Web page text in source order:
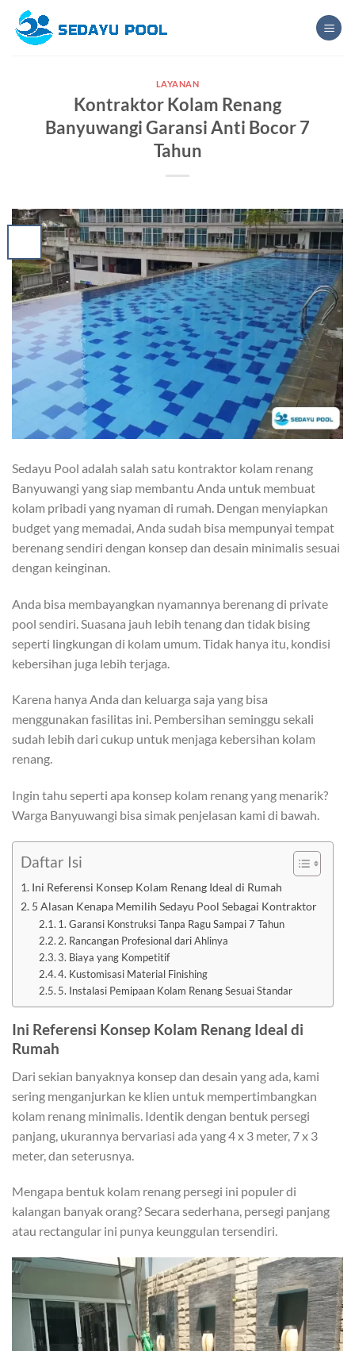
content
LAYANAN
Kontraktor Kolam Renang
Banyuwangi Garansi Anti Bocor 7
Tahun
Sedayu Pool adalah salah satu kontraktor kolam renang
Banyuwangi yang siap membantu Anda untuk membuat
kolam pribadi yang nyaman di rumah. Dengan menyiapkan
budget yang memadai, Anda sudah bisa mempunyai tempat
berenang sendiri dengan konsep dan desain minimalis sesuai
dengan keinginan.
Anda bisa membayangkan nyamannya berenang di private
pool sendiri. Suasana jauh lebih tenang dan tidak bising
seperti lingkungan di kolam umum. Tidak hanya itu, kondisi
kebersihan juga lebih terjaga.
Karena hanya Anda dan keluarga saja yang bisa
menggunakan fasilitas ini. Pembersihan seminggu sekali
sudah lebih dari cukup untuk menjaga kebersihan kolam
renang.
Ingin tahu seperti apa konsep kolam renang yang menarik?
Warga Banyuwangi bisa simak penjelasan kami di bawah.
Daftar Isi
Ini Referensi Konsep Kolam Renang Ideal di Rumah
5 Alasan Kenapa Memilih Sedayu Pool Sebagai Kontraktor
1. Garansi Konstruksi Tanpa Ragu Sampai 7 Tahun
2. Rancangan Profesional dari Ahlinya
3. Biaya yang Kompetitif
4. Kustomisasi Material Finishing
5. Instalasi Pemipaan Kolam Renang Sesuai Standar
Ini Referensi Konsep Kolam Renang Ideal di
Rumah
Dari sekian banyaknya konsep dan desain yang ada, kami
sering menganjurkan ke klien untuk mempertimbangkan
kolam renang minimalis. Identik dengan bentuk persegi
panjang, ukurannya bervariasi ada yang 4 x 3 meter, 7 x 3
meter, dan seterusnya.
Mengapa bentuk kolam renang persegi ini populer di
kalangan banyak orang? Secara sederhana, persegi panjang
atau rectangular ini punya keunggulan tersendiri.